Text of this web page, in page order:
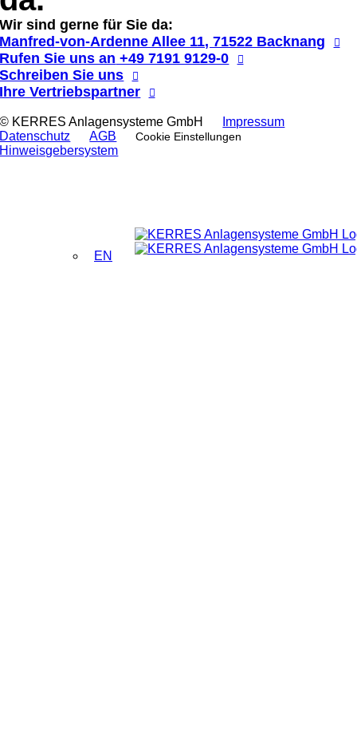
EN
Wir sind gerne für Sie da:
Manfred-von-Ardenne Allee 11, 71522 Backnang
Rufen Sie uns an +49 7191 9129-0
Schreiben Sie uns
Ihre Vertriebspartner
© KERRES Anlagensysteme GmbH
Impressum
Datenschutz
AGB Cookie Einstellungen
Hinweis­gebersystem